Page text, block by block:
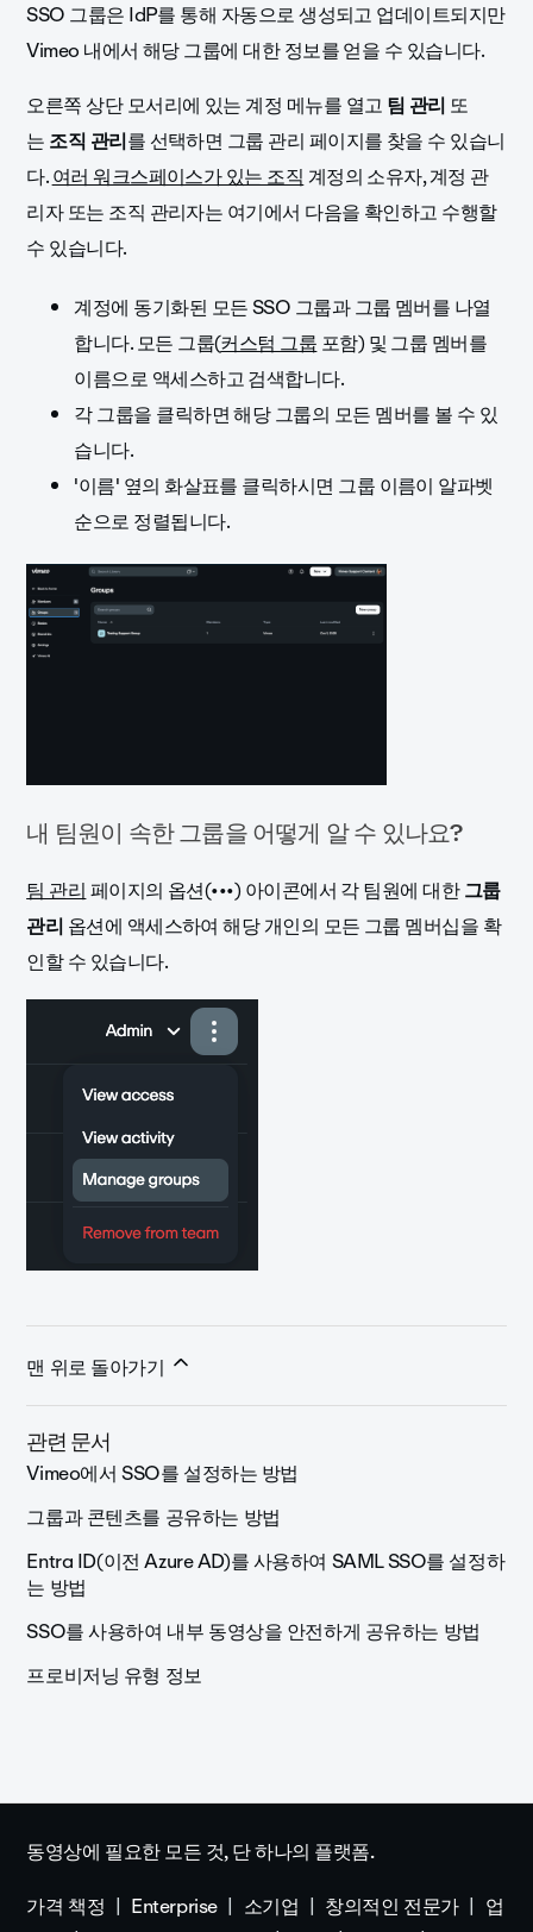
SSO 그룹은 IdP를 통해 자동으로 생성되고 업데이트되지만
Vimeo 내에서 해당 그룹에 대한 정보를 얻을 수 있습니다.
오른쪽 상단 모서리에 있는 계정 메뉴를 열고팀관리또
는조직 관리를 선택하면 그룹 관리 페이지를 찾을 수 있습니
다.여러 워크스페이스가 있는 조직계정의 소유자, 계정 관
리자 또는 조직 관리자는 여기에서 다음을 확인하고 수행할
수 있습니다.
계정에 동기화된 모든 SSO 그룹과 그룹 멤버를 나열
합니다. 모든 그룹(커스텀 그룹포함) 및 그룹 멤버를
이름으로 액세스하고 검색합니다.
각 그룹을 클릭하면 해당 그룹의 모든 멤버를 볼 수 있
습니다.
'이름' 옆의 화살표를 클릭하시면 그룹 이름이 알파벳
순으로 정렬됩니다.
내 팀원이 속한 그룹을 어떻게 알 수 있나요?
팀 관리페이지의 옵션(•••) 아이콘에서 각 팀원에 대한그룹
관리옵션에 액세스하여 해당 개인의 모든 그룹 멤버십을 확
인할 수 있습니다.
맨 위로 돌아가기
관련 문서
Vimeo에서 SSO를 설정하는 방법
그룹과 콘텐츠를 공유하는 방법
Entra ID(이전 Azure AD)를 사용하여 SAML SSO를 설정하
는 방법
SSO를 사용하여 내부 동영상을 안전하게 공유하는 방법
프로비저닝 유형 정보
동영상에 필요한 모든 것, 단 하나의 플랫폼.
가격 책정
Enterprise 소기업 창의적인 전문가
업